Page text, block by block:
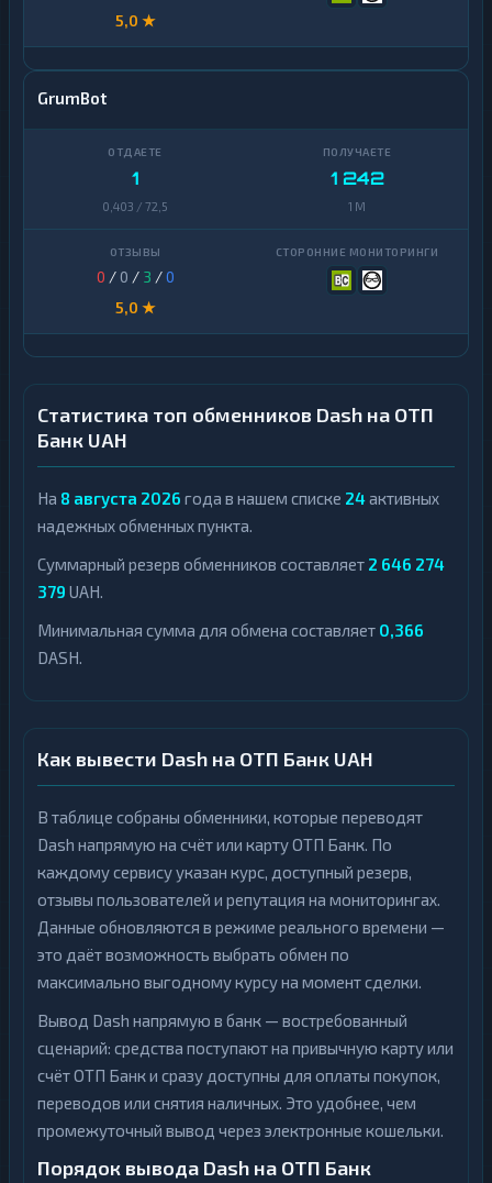
5,0 ★
GrumBot
1
0,403 / 72,5
1 242
1 M
0 / 0 / 3 /0
5,0 ★
Статистика топ обменников Dash на ОТП
Банк UAH
На 8 августа 2026 года в нашем списке 24активных
надежных обменных пункта.
Суммарный резерв обменников составляет 2 646 274
379 UAH.
Минимальная сумма для обмена составляет 0,366
DASH.
Как вывести Dash на ОТП Банк UAH
В таблице собраны обменники, которые переводят
Dash напрямую на счёт или карту ОТП Банк. По
каждому сервису указан курс, доступный резерв,
отзывы пользователей и репутация на мониторингах.
Данные обновляются в режиме реального времени —
это даёт возможность выбрать обмен по
максимально выгодному курсу на момент сделки.
Вывод Dash напрямую в банк — востребованный
сценарий: средства поступают на привычную карту или
счёт ОТП Банк и сразу доступны для оплаты покупок,
переводов или снятия наличных. Это удобнее, чем
промежуточный вывод через электронные кошельки.
Порядок вывода Dash на ОТП Банк